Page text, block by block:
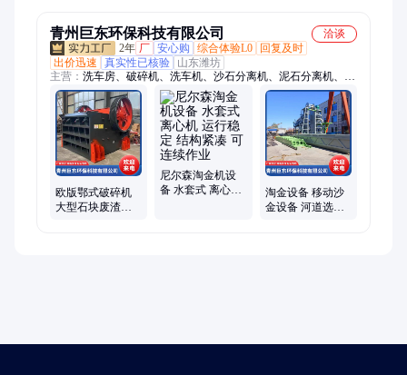
青州巨东环保科技有限公司
洽谈
2年 厂 安心购 综合体验L0
回复及时
出价迅速
真实性已核验
山东潍坊
主营： 洗车房、破碎机、洗车机、沙石分离机、泥石分离机、移
动破碎机、锤式破碎机
欧版鄂式破碎机
大型石块废渣处
尼尔森淘金机设
备 水套式 离心机
淘金设备 移动沙
金设备 河道选金